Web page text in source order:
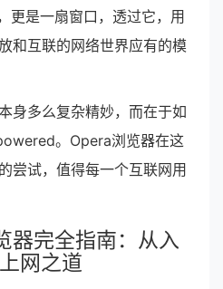
更是一扇窗口，透过它，用
和互联的网络世界应有的模
身多么复杂精妙，而在于如
。Opera浏览器在这
尝试，值得每一个互联网用
器完全指南：从入
网之道